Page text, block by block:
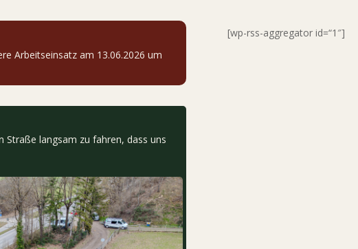
Arbeitseinsatz am 13.06.2026 um
Straße langsam zu fahren, dass uns
[wp-rss-aggregator id=“1″]